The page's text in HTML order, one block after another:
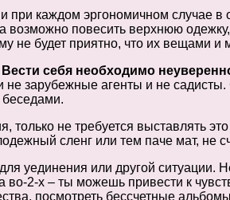
при каждом эргономичном случае
повесить верхнюю
не будет приятно, что их
Вести себя необходимо
не зарубежные агенты и не
беседами.
только не требуется выставлять
сленг или тем паче мат, не
уединения или другой ситуации.
во-2-х – ты можешь привести к
посмотреть бессчетные